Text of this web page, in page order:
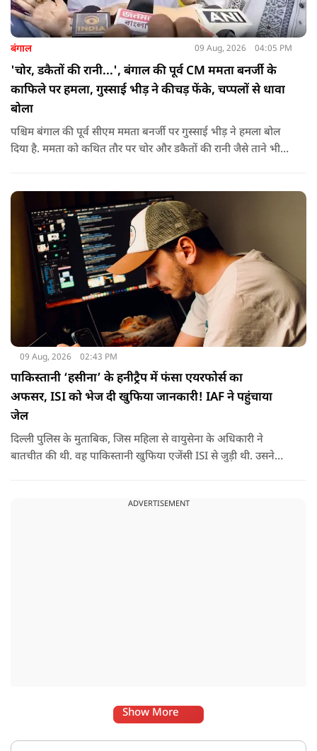
बंगाल 09 Aug, 2026 04:05 PM
'चोर, डकैतों की रानी...', बंगाल की पूर्व CM ममता बनर्जी के
काफिले पर हमला, गुस्साई भीड़ ने कीचड़ फेंके, चप्पलों से धावा
बोला
पश्चिम बंगाल की पूर्व सीएम ममता बनर्जी पर गुस्साई भीड़ ने हमला बोल
दिया है. ममता को कथित तौर पर चोर और डकैतों की रानी जैसे ताने भी
09 Aug, 2026 02:43 PM
पाकिस्तानी ‘हसीना’ के हनीट्रैप में फंसा एयरफोर्स का
अफसर, ISI को भेज दी खुफिया जानकारी! IAF ने पहुंचाया
जेल
दिल्ली पुलिस के मुताबिक, जिस महिला से वायुसेना के अधिकारी ने
बातचीत की थी. वह पाकिस्तानी खुफिया एजेंसी ISI से जुड़ी थी. उसने
ADVERTISEMENT
Show More